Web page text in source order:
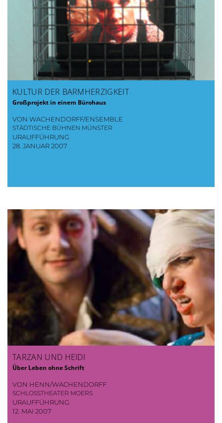
KULTUR DER BARMHERZIGKEIT
Großprojekt in einem Bürohaus
VON WACHENDORFF/ENSEMBLE
STÄDTISCHE BÜHNEN MÜNSTER
URAUFFÜHRUNG
28. JANUAR 2007
TARZAN UND HEIDI
Über Leben ohne Schrift
VON HENN/WACHENDORFF
SCHLOSSTHEATER MOERS
URAUFFÜHRUNG
12. MAI 2007